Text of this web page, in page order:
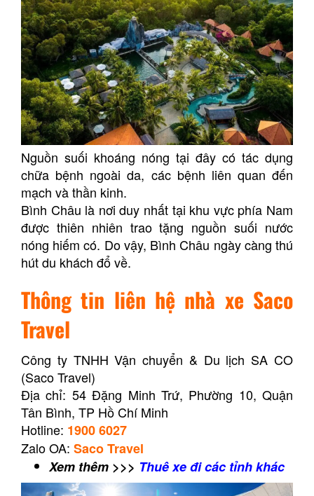
Nguồn suối khoáng nóng tại đây có tác dụng
chữa bệnh ngoài da, các bệnh liên quan đến
mạch và thần kinh.
Bình Châu là nơi duy nhất tại khu vực phía Nam
được thiên nhiên trao tặng nguồn suối nước
nóng hiếm có. Do vậy, Bình Châu ngày càng thú
hút du khách đổ về.
Thông tin liên hệ nhà xe Saco
Travel
Công ty TNHH Vận chuyển & Du lịch SA CO
(Saco Travel)
Địa chỉ: 54 Đặng Minh Trứ, Phường 10, Quận
Tân Bình, TP Hồ Chí Minh
Hotline: 1900 6027
Zalo OA: Saco Travel
Xem thêm >>> Thuê xe đi các tỉnh khác